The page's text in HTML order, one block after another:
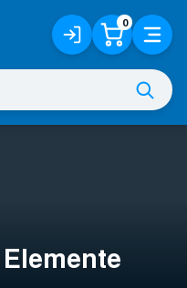
Anmelden
/
Registrieren
0 Menü